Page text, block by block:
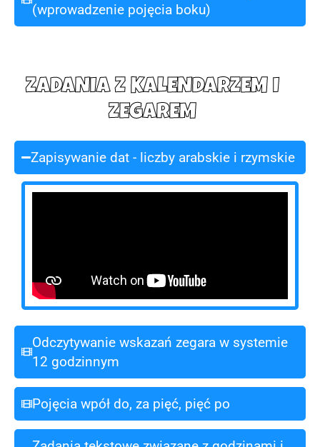
(wprowadzenie pojęcia boku)
ZADANIA Z KALENDARZEM I
ZEGAREM
Zapisywanie dat - liczby arabskie i rzymskie
Odczytywanie wskazań zegara w systemie
12 godzinnym
Pojęcia wpół do, za pięć, pięć po